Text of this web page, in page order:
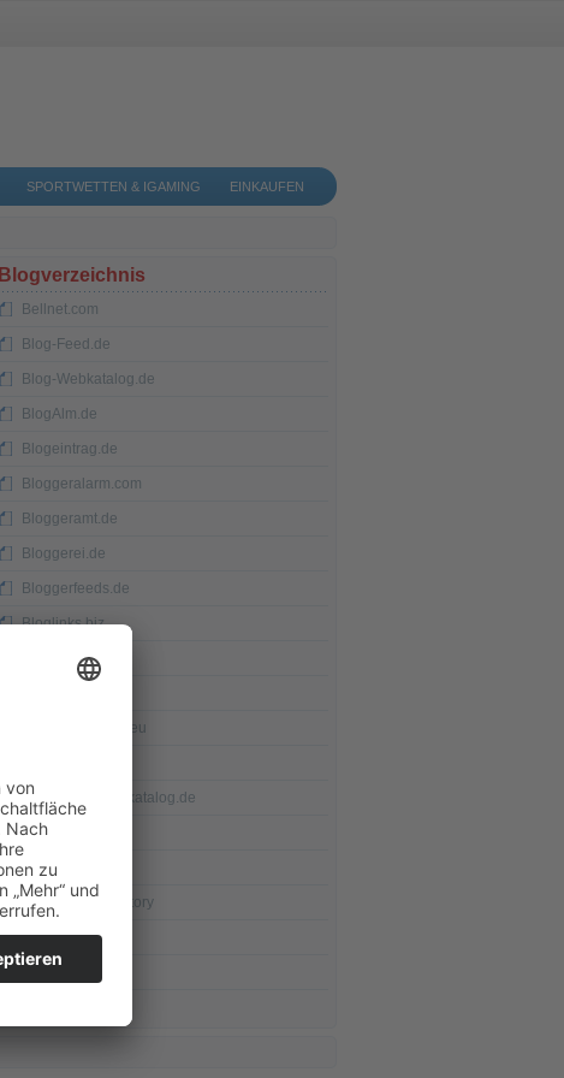
SPORTWETTEN & IGAMING EINKAUFEN
Blogverzeichnis
Bellnet.com
Blog-Feed.de
Blog-Webkatalog.de
BlogAlm.de
Blogeintrag.de
Bloggeralarm.com
Bloggeramt.de
Bloggerei.de
Bloggerfeeds.de
Bloglinks.biz
Blogscene.de
Blogverzeichnis.eu
Eisenbahn-Webkatalog.de
Flix.de
Promada.de
seekXL.de Directory
Swoogle.org